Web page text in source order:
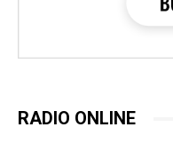
RADIO ONLINE